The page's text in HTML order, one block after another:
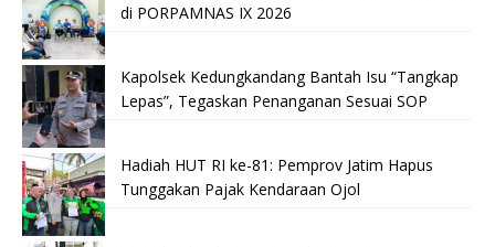
di PORPAMNAS IX 2026
Kapolsek Kedungkandang Bantah Isu “Tangkap
Lepas”, Tegaskan Penanganan Sesuai SOP
Hadiah HUT RI ke-81: Pemprov Jatim Hapus
Tunggakan Pajak Kendaraan Ojol